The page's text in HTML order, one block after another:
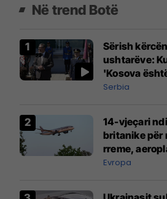
Në trend Botë
Sërish
ushtarëve:
'Kosova
Serbia
14-vjeçari
britanike për
rreme,
ngritën në
Evropa